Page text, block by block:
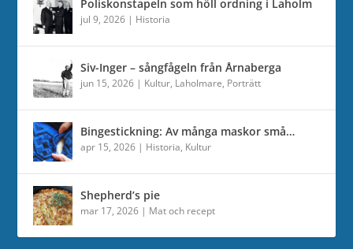
Poliskonstapeln som höll ordning i Laholm
jul 9, 2026 | Historia
Siv-Inger – sångfågeln från Årnaberga
jun 15, 2026 | Kultur, Laholmare, Porträtt
Bingestickning: Av många maskor små…
apr 15, 2026 | Historia, Kultur
Shepherd’s pie
mar 17, 2026 | Mat och recept